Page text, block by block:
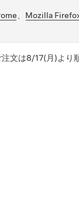
Mozilla
文は8/17(月)より